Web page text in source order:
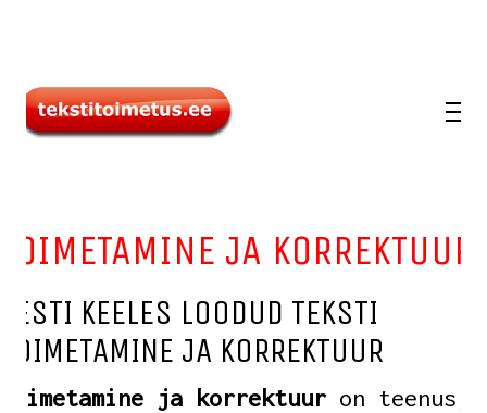
TOIMETAMINE JA KORREKTUUR
EESTI KEELES LOODUD TEKSTI
TOIMETAMINE JA KORREKTUUR
Toimetamine ja korrektuuron teenus,